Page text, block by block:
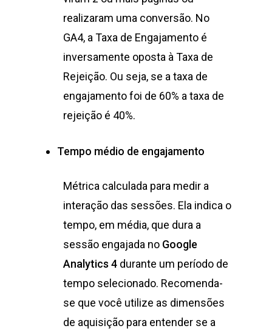
realizaram uma conversão. No
GA4, a Taxa de Engajamento é
inversamente oposta à Taxa de
Rejeição. Ou seja, se a taxa de
engajamento foi de 60% a taxa de
rejeição é 40%.
Tempo médio de engajamento
Métrica calculada para medir a
interação das sessões. Ela indica o
tempo, em média, que dura a
sessão engajada no Google
Analytics 4 durante um período de
tempo selecionado. Recomenda-
se que você utilize as dimensões
de aquisição para entender se a